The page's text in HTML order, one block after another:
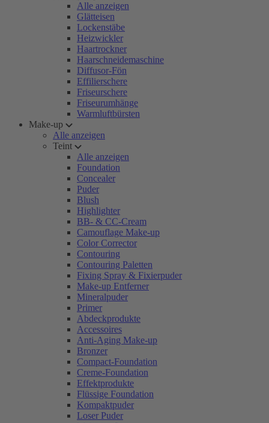
Alle anzeigen
Glätteisen
Lockenstäbe
Heizwickler
Haartrockner
Haarschneidemaschine
Diffusor-Fön
Effilierschere
Friseurschere
Friseurumhänge
Warmluftbürsten
Make-up
Alle anzeigen
Teint
Alle anzeigen
Foundation
Concealer
Puder
Blush
Highlighter
BB- & CC-Cream
Camouflage Make-up
Color Corrector
Contouring
Contouring Paletten
Fixing Spray & Fixierpuder
Make-up Entferner
Mineralpuder
Primer
Abdeckprodukte
Accessoires
Anti-Aging Make-up
Bronzer
Compact-Foundation
Creme-Foundation
Effektprodukte
Flüssige Foundation
Kompaktpuder
Loser Puder